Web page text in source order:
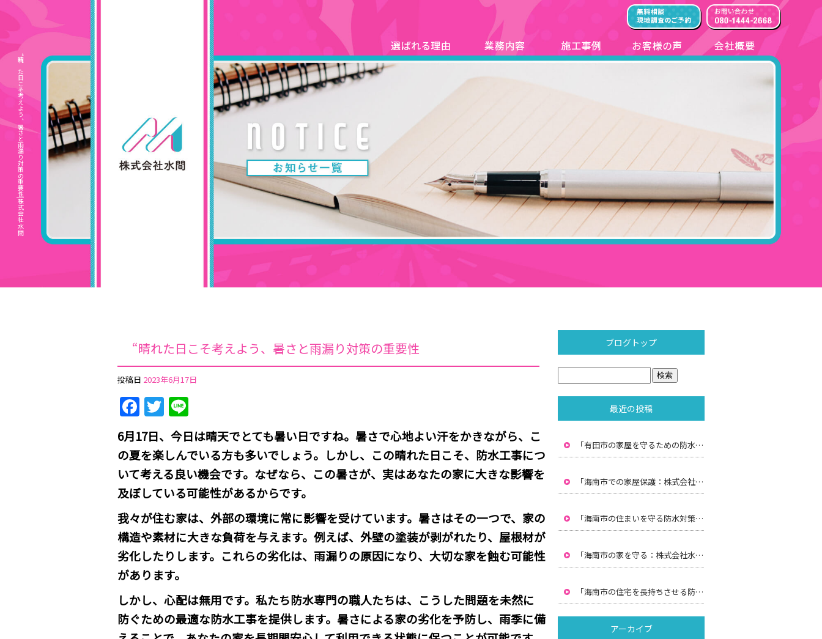
“晴れた日こそ考えよう、暑さと雨漏り対策の重要性|株式会社水間
“晴れた日こそ考えよう、暑さと雨漏り対策の重要性
投稿日 2023年6月17日
Facebook
Twitter
6月17日、今日は晴天でとても暑い日ですね。暑さで心地よい汗をかきながら、こ
の夏を楽しんでいる方も多いでしょう。しかし、この晴れた日こそ、防水工事につ
いて考える良い機会です。なぜなら、この暑さが、実はあなたの家に大きな影響を
及ぼしている可能性があるからです。
我々が住む家は、外部の環境に常に影響を受けています。暑さはその一つで、家の
構造や素材に大きな負荷を与えます。例えば、外壁の塗装が剥がれたり、屋根材が
劣化したりします。これらの劣化は、雨漏りの原因になり、大切な家を蝕む可能性
があります。
しかし、心配は無用です。私たち防水専門の職人たちは、こうした問題を未然に
防ぐための最適な防水工事を提供します。暑さによる家の劣化を予防し、雨季に備
ブログトップ
最近の投稿
「有田市の家屋を守るための防水対策：株式会社水間の専門技術」
「海南市での家屋保護：株式会社水間による雨漏り防止と防水対策」
「海南市の住まいを守る防水対策：株式会社水間のプロフェッショナルサービス」
「海南市の家を守る：株式会社水間による防水工事と雨漏りの解決策」
「海南市の住宅を長持ちさせる防水と雨漏り対策：株式会社水間の解決策」
アーカイブ